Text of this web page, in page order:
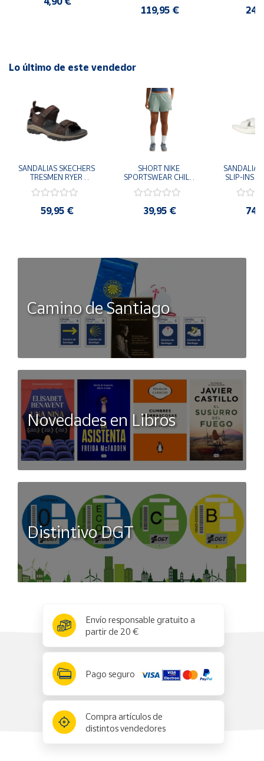
HOMBRE
119,95 €
Lo último de este vendedor
SANDALIAS SKECHERS
TRESMEN RYER
205112-CHOC
COMODAS
59,95 €
SHORT NIKE
SPORTSWEAR CHILL
006 PANTALONES
39,95 €
SANDALIAS
SLIP-INS
Camino de Santiago
Novedades en Libros
Distintivo DGT
Envío responsable gratuito a
partir de 20 €
Pago seguro
Compra artículos de
distintos vendedores